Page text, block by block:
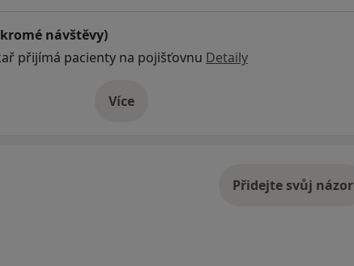
návštěvy)
přijímá pacienty na pojišťovnu Detaily
Víceo adrese
Přidejte svůj názor